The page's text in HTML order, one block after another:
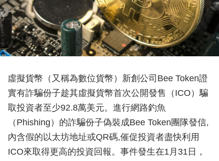
虛擬貨幣（又稱為數位貨幣）新創公司Bee Token證
實有詐騙份子趁其虛擬貨幣首次公開發售（ICO）騙
取投資者至少92.8萬美元。進行網路釣魚
（Phishing）的詐騙份子偽裝成Bee Token團隊發信,
內含假的以太坊地址或QR碼,催促投資者盡快​​利用
ICO來取得更高的投資回報。事件發生在1月31日，